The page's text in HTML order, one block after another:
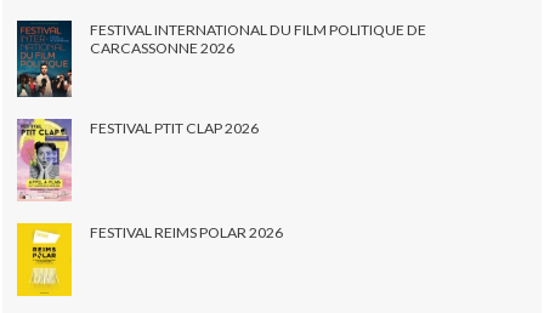
FESTIVAL INTERNATIONAL DU FILM POLITIQUE DE
CARCASSONNE 2026
FESTIVAL PTIT CLAP 2026
FESTIVAL REIMS POLAR 2026